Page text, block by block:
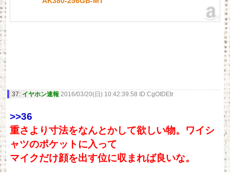
37: イヤホン速報 2016/03/20(日) 10:42:39.58 ID:CgOIDEtr
>>36
重さより寸法をなんとかして欲しい物。ワイシ
ャツのポケットに入って
マイクだけ顔を出す位に収まれば良いな。